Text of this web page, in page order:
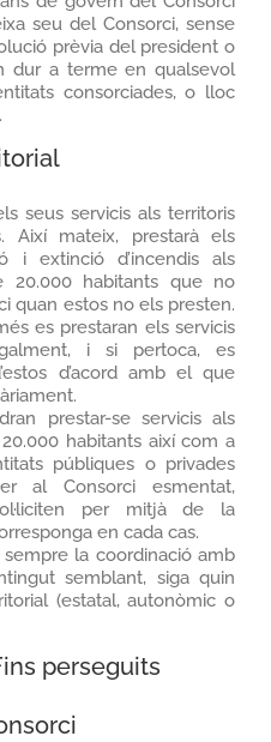
seu del Consorci, sense
prèvia del president o
dur a terme en qualsevol
consorciades, o lloc
seus servicis als territoris
Així mateix, prestarà els
i extinció d’incendis als
20.000 habitants que no
quan estos no els presten.
es prestaran els servicis
i si pertoca, es
d’acord amb el que
prestar-se servicis als
habitants així com a
públiques o privades
al Consorci esmentat,
per mitjà de la
en cada cas.
sempre la coordinació amb
semblant, siga quin
(estatal, autonòmic o
perseguits